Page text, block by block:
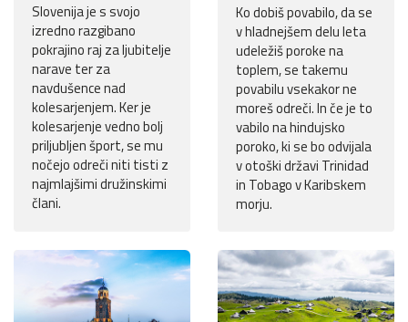
Slovenija je s svojo
izredno razgibano
pokrajino raj za ljubitelje
narave ter za
navdušence nad
kolesarjenjem. Ker je
kolesarjenje vedno bolj
priljubljen šport, se mu
nočejo odreči niti tisti z
najmlajšimi družinskimi
člani.
Ko dobiš povabilo, da se
v hladnejšem delu leta
udeležiš poroke na
toplem, se takemu
povabilu vsekakor ne
moreš odreči. In če je to
vabilo na hindujsko
poroko, ki se bo odvijala
v otoški državi Trinidad
in Tobago v Karibskem
morju.